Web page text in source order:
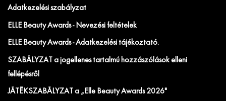
Adatkezelési szabályzat
ELLE Beauty Awards - Nevezési feltételek
ELLE Beauty Awards - Adatkezelési tájékoztató.
SZABÁLYZAT a jogellenes tartalmú hozzászólások elleni
fellépésről
JÁTÉKSZABÁLYZAT a „Elle Beauty Awards 2026"